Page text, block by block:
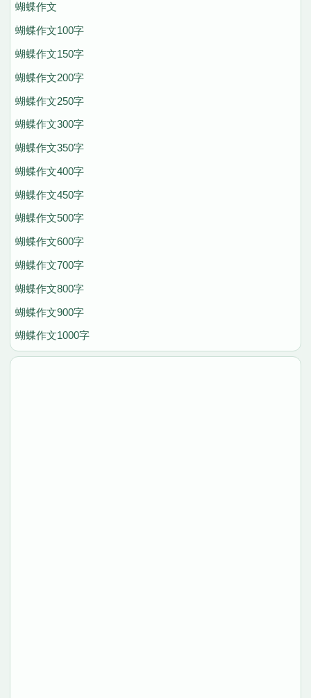
蝴蝶作文
蝴蝶作文100字
蝴蝶作文150字
蝴蝶作文200字
蝴蝶作文250字
蝴蝶作文300字
蝴蝶作文350字
蝴蝶作文400字
蝴蝶作文450字
蝴蝶作文500字
蝴蝶作文600字
蝴蝶作文700字
蝴蝶作文800字
蝴蝶作文900字
蝴蝶作文1000字